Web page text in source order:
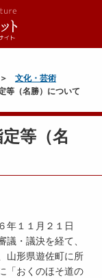
文化・芸術
等（名勝）について
等（名
１１月２１日
議・議決を経て、
山形県遊佐町に所
「おくのほそ道の